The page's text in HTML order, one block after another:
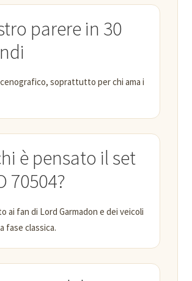
parere in 30
soprattutto per chi ama i
è pensato il set
70504?
ai fan di Lord Garmadon e dei veicoli
fase classica.